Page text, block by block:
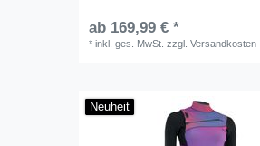
ab 169,99 € *
*inkl. ges. MwSt. zzgl.Versandkosten
Neuheit